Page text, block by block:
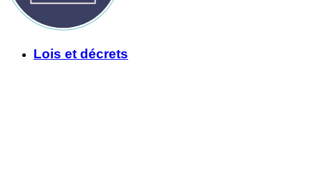
Lois et décrets